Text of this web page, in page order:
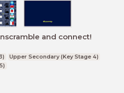
and connect!
Upper Secondary (Key Stage 4)